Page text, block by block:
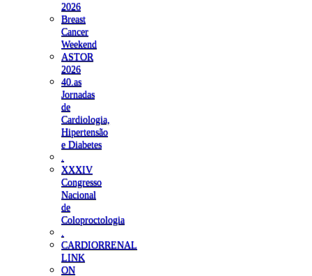
2026
Breast
Cancer
Weekend
ASTOR
2026
40.as
Jornadas
de
Cardiologia,
Hipertensão
e Diabetes
XXXIV
Congresso
Nacional
de
Coloproctologia
CARDIORRENAL
LINK
ON